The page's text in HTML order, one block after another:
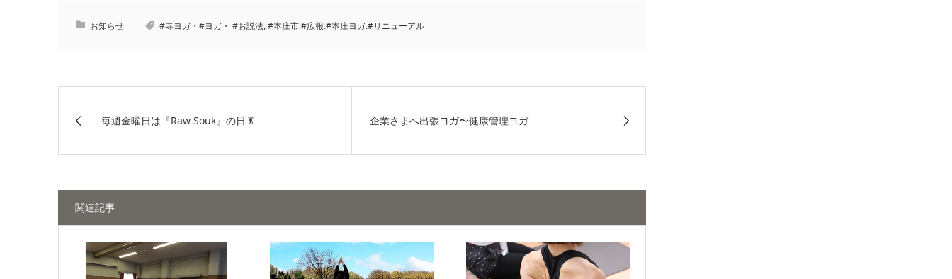
お知らせ #寺ヨガ・#ヨガ・ #お説法,#本庄市.#広報.#本庄ヨガ.#リニューアル
毎週金曜日は『Raw Souk』の日🥬 企業さまへ出張ヨガ〜健康管理ヨガ
関連記事